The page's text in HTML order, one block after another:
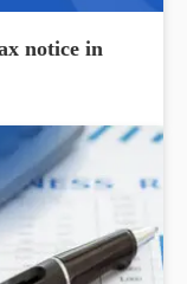
notice in